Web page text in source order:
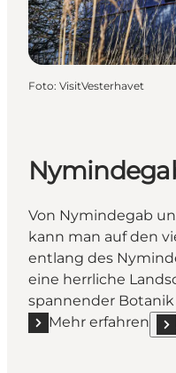
Foto: VisitVesterhavet
Von Nymindegab
kann man auf den
entlang des
eine herrliche
spannender
Mehr erfahren
Mehr erfahren